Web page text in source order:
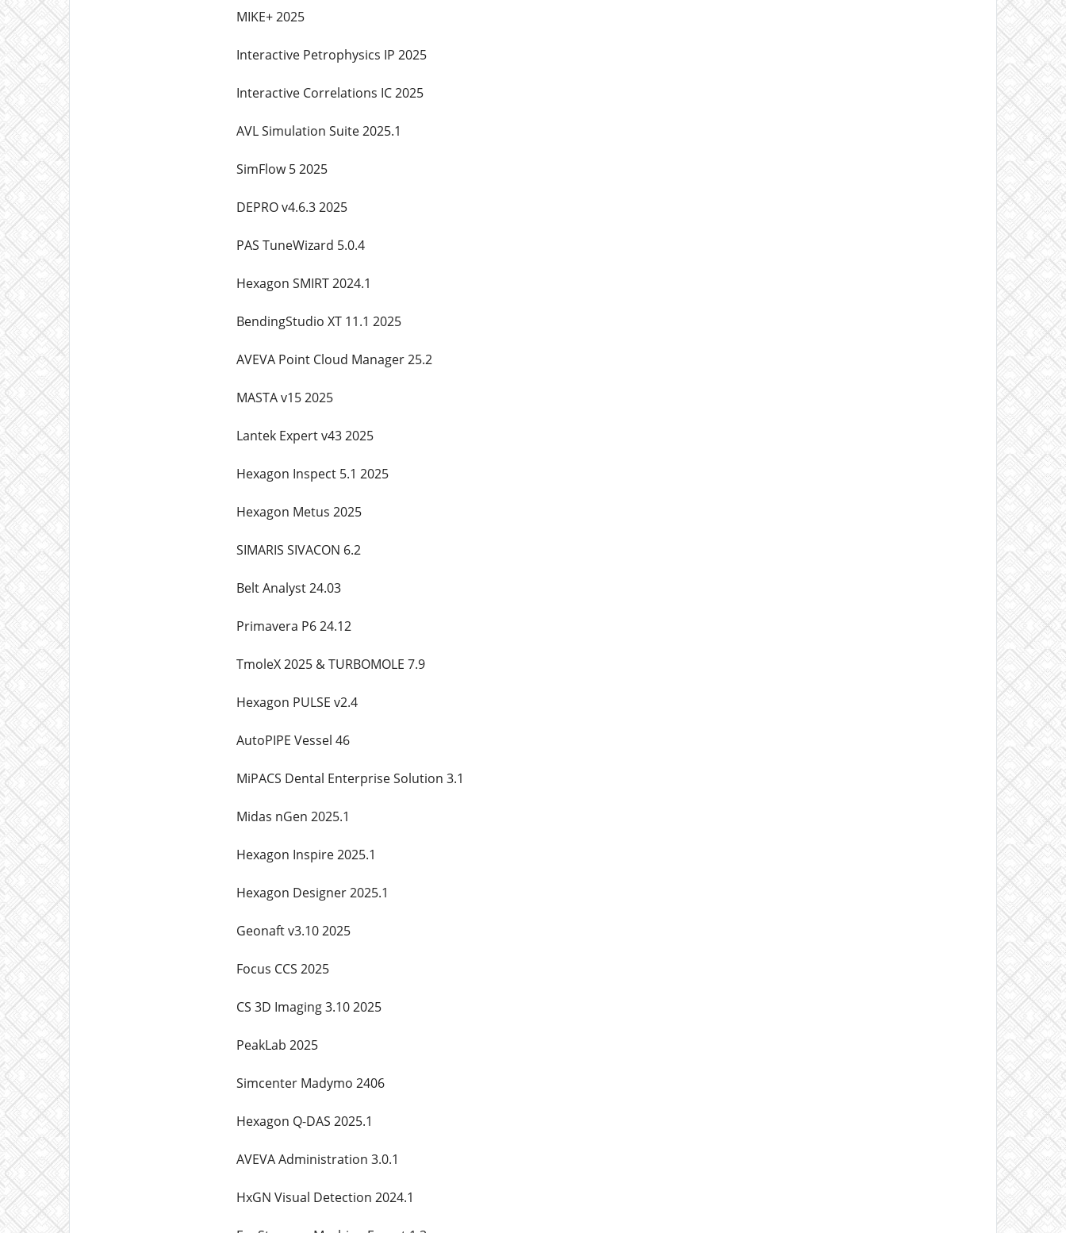
MIKE+ 2025
Interactive Petrophysics IP 2025
Interactive Correlations IC 2025
AVL Simulation Suite 2025.1
SimFlow 5 2025
DEPRO v4.6.3 2025
PAS TuneWizard 5.0.4
Hexagon SMIRT 2024.1
BendingStudio XT 11.1 2025
AVEVA Point Cloud Manager 25.2
MASTA v15 2025
Lantek Expert v43 2025
Hexagon Inspect 5.1 2025
Hexagon Metus 2025
SIMARIS SIVACON 6.2
Belt Analyst 24.03
Primavera P6 24.12
TmoleX 2025 & TURBOMOLE 7.9
Hexagon PULSE v2.4
AutoPIPE Vessel 46
MiPACS Dental Enterprise Solution 3.1
Midas nGen 2025.1
Hexagon Inspire 2025.1
Hexagon Designer 2025.1
Geonaft v3.10 2025
Focus CCS 2025
CS 3D Imaging 3.10 2025
PeakLab 2025
Simcenter Madymo 2406
Hexagon Q-DAS 2025.1
AVEVA Administration 3.0.1
HxGN Visual Detection 2024.1